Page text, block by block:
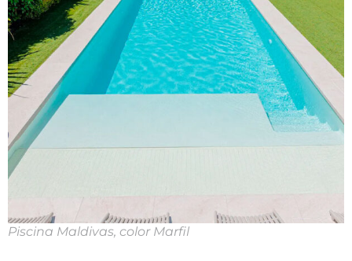
Piscina Maldivas, color Marfil